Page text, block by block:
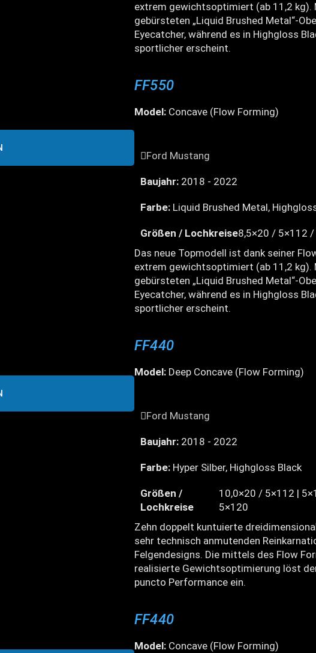
extrem gewichtsoptimiert (ab 11,2 kg).
gebürsteten „Liquid Brushed Metal“-
Eyecatcher, während es in Highgloss
sportlicher erscheint.
FF550
Model: Concave (Flow Forming)
Ford Mustang
Baujahr: 2018 - 2022
Farbe: Liquid Brushed Metal,
Größen / Lochkreise8,5×20 / 5×112
Das neue Topmodell ist dank seiner
extrem gewichtsoptimiert (ab 11,2 kg).
gebürsteten „Liquid Brushed Metal“-
Eyecatcher, während es in Highgloss
sportlicher erscheint.
FF440
Model: Deep Concave (Flow Forming)
Ford Mustang
Baujahr: 2018 - 2022
Farbe: Hyper Silber, Highgloss Black
Größen /
Lochkreise
10,0×20 / 5×112 |
5×120
Zehn doppelt kuntuierte
sehr technisch anmutenden
Felgendesigns. Die mittels des Flow
realisierte Gewichtsoptimierung löst
puncto Performance ein.
FF440
Model: Concave (Flow Forming)